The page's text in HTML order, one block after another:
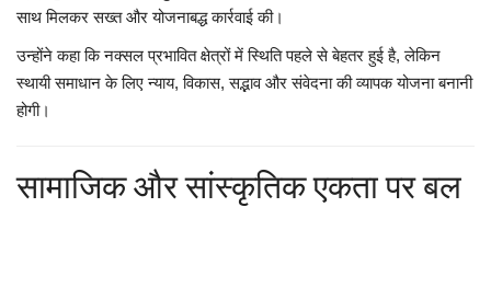
साथ मिलकर सख्त और योजनाबद्ध कार्रवाई की।
उन्होंने कहा कि नक्सल प्रभावित क्षेत्रों में स्थिति पहले से बेहतर हुई है, लेकिन
स्थायी समाधान के लिए न्याय, विकास, सद्भाव और संवेदना की व्यापक योजना बनानी
होगी।
सामाजिक और सांस्कृतिक एकता पर बल